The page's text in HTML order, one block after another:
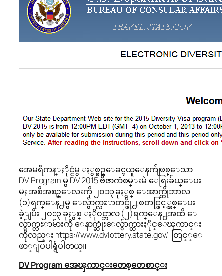
အေမရိကန္ႏိုင္ငံမွ ႏွစ္စဥ္ေခၚယူေနက်ျဖစ္ေသာ
DV Program မွ DV 2015 ဗီဇာကံစမ္းမဲ ေရြးခ်ယ္ေပး
မႈ အစီအစဥ္ေလးကို ၂၀၁၃ ခုႏွစ္ ေအာက္တိုဘာလ
(၁)ရက္ေန႕မွ ေလွ်ာက္လႊာတင္ဖို႕ စတင္ဖြင့္လွစ္ေပး
ခဲ့ျပီး ၂၀၁၃ ခုႏွစ္ ႏို၀င္ဘာလ (၂)ရက္ေန႕အထိ ေ
လွ်ာက္လႊာမ်ားကို ေနာက္ဆုံးေလွ်ာက္ထားႏိုင္ေၾကာင္း
ကိုလည္း https://www.dvlottery.state.gov/ တြင္္ေ
ဖာ္ျပပါရွိပါတယ္။
DV Program အေၾကာင္းတေစ့တေစာင္း